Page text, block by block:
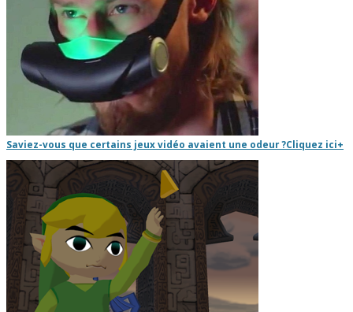
Saviez-vous que certains jeux vidéo avaient une odeur ?Cliquez ici+